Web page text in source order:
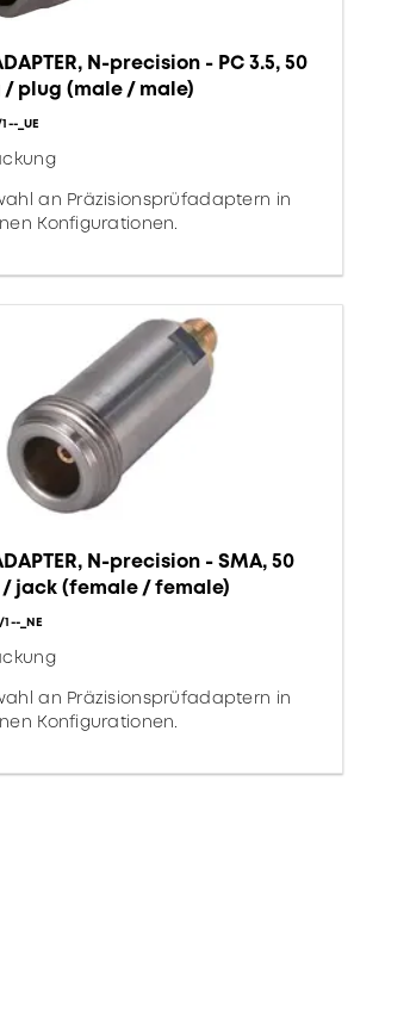
N-precision - PC 3.5, 50
/ plug (male / male)
_UE
an Präzisionsprüfadaptern in
Konfigurationen.
N-precision - SMA, 50
/ jack (female / female)
1--_NE
an Präzisionsprüfadaptern in
Konfigurationen.